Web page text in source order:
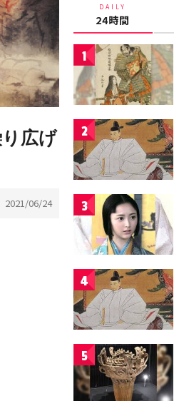
広げ
2021/06/24
DAILY
24時間
1
2
3
4
5